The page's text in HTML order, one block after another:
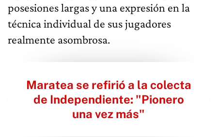
posesiones largas y una expresión en la
técnica individual de sus jugadores
realmente asombrosa.
Maratea se refirió a la colecta
de Independiente: "Pionero
una vez más"